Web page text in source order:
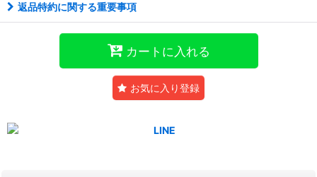
返品特約に関する重要事項
カートに入れる
お気に入り登録